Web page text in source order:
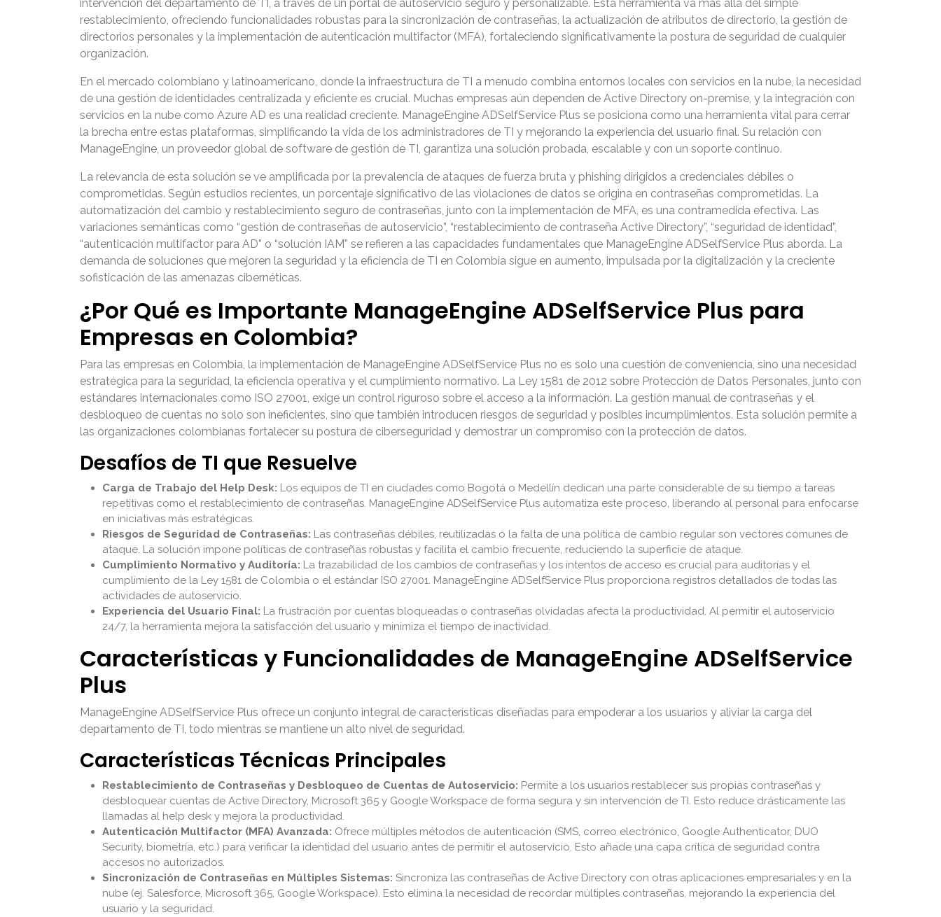
intervención del departamento de TI, a través de un portal de autoservicio seguro y personalizable. Esta herramienta va más allá del simple
restablecimiento, ofreciendo funcionalidades robustas para la sincronización de contraseñas, la actualización de atributos de directorio, la gestión de
directorios personales y la implementación de autenticación multifactor (MFA), fortaleciendo significativamente la postura de seguridad de cualquier
organización.
En el mercado colombiano y latinoamericano, donde la infraestructura de TI a menudo combina entornos locales con servicios en la nube, la necesidad
de una gestión de identidades centralizada y eficiente es crucial. Muchas empresas aún dependen de Active Directory on-premise, y la integración con
servicios en la nube como Azure AD es una realidad creciente. ManageEngine ADSelfService Plus se posiciona como una herramienta vital para cerrar
la brecha entre estas plataformas, simplificando la vida de los administradores de TI y mejorando la experiencia del usuario final. Su relación con
ManageEngine, un proveedor global de software de gestión de TI, garantiza una solución probada, escalable y con un soporte continuo.
La relevancia de esta solución se ve amplificada por la prevalencia de ataques de fuerza bruta y phishing dirigidos a credenciales débiles o
comprometidas. Según estudios recientes, un porcentaje significativo de las violaciones de datos se origina en contraseñas comprometidas. La
automatización del cambio y restablecimiento seguro de contraseñas, junto con la implementación de MFA, es una contramedida efectiva. Las
variaciones semánticas como “gestión de contraseñas de autoservicio”, “restablecimiento de contraseña Active Directory”, “seguridad de identidad”,
“autenticación multifactor para AD” o “solución IAM” se refieren a las capacidades fundamentales que ManageEngine ADSelfService Plus aborda. La
demanda de soluciones que mejoren la seguridad y la eficiencia de TI en Colombia sigue en aumento, impulsada por la digitalización y la creciente
sofisticación de las amenazas cibernéticas.
¿Por Qué es Importante ManageEngine ADSelfService Plus para
Empresas en Colombia?
Para las empresas en Colombia, la implementación de ManageEngine ADSelfService Plus no es solo una cuestión de conveniencia, sino una necesidad
estratégica para la seguridad, la eficiencia operativa y el cumplimiento normativo. La Ley 1581 de 2012 sobre Protección de Datos Personales, junto con
estándares internacionales como ISO 27001, exige un control riguroso sobre el acceso a la información. La gestión manual de contraseñas y el
desbloqueo de cuentas no solo son ineficientes, sino que también introducen riesgos de seguridad y posibles incumplimientos. Esta solución permite a
las organizaciones colombianas fortalecer su postura de ciberseguridad y demostrar un compromiso con la protección de datos.
Desafíos de TI que Resuelve
Carga de Trabajo del Help Desk: Los equipos de TI en ciudades como Bogotá o Medellín dedican una parte considerable de su tiempo a tareas
repetitivas como el restablecimiento de contraseñas. ManageEngine ADSelfService Plus automatiza este proceso, liberando al personal para enfocarse
en iniciativas más estratégicas.
Riesgos de Seguridad de Contraseñas: Las contraseñas débiles, reutilizadas o la falta de una política de cambio regular son vectores comunes de
ataque. La solución impone políticas de contraseñas robustas y facilita el cambio frecuente, reduciendo la superficie de ataque.
Cumplimiento Normativo y Auditoría: La trazabilidad de los cambios de contraseñas y los intentos de acceso es crucial para auditorías y el
cumplimiento de la Ley 1581 de Colombia o el estándar ISO 27001. ManageEngine ADSelfService Plus proporciona registros detallados de todas las
actividades de autoservicio.
Experiencia del Usuario Final: La frustración por cuentas bloqueadas o contraseñas olvidadas afecta la productividad. Al permitir el autoservicio
24/7, la herramienta mejora la satisfacción del usuario y minimiza el tiempo de inactividad.
Características y Funcionalidades de ManageEngine ADSelfService
Plus
ManageEngine ADSelfService Plus ofrece un conjunto integral de características diseñadas para empoderar a los usuarios y aliviar la carga del
departamento de TI, todo mientras se mantiene un alto nivel de seguridad.
Características Técnicas Principales
Restablecimiento de Contraseñas y Desbloqueo de Cuentas de Autoservicio: Permite a los usuarios restablecer sus propias contraseñas y
desbloquear cuentas de Active Directory, Microsoft 365 y Google Workspace de forma segura y sin intervención de TI. Esto reduce drásticamente las
llamadas al help desk y mejora la productividad.
Autenticación Multifactor (MFA) Avanzada: Ofrece múltiples métodos de autenticación (SMS, correo electrónico, Google Authenticator, DUO
Security, biometría, etc.) para verificar la identidad del usuario antes de permitir el autoservicio. Esto añade una capa crítica de seguridad contra
accesos no autorizados.
Sincronización de Contraseñas en Múltiples Sistemas: Sincroniza las contraseñas de Active Directory con otras aplicaciones empresariales y en la
nube (ej. Salesforce, Microsoft 365, Google Workspace). Esto elimina la necesidad de recordar múltiples contraseñas, mejorando la experiencia del
usuario y la seguridad.